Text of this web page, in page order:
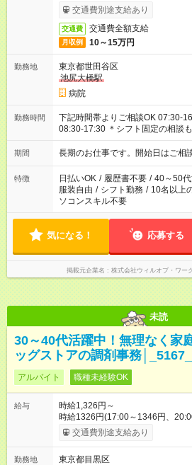
交通費別途支給あり
交通費 交通費全額支給
月収例 10～15万円
勤務地
東京都世田谷区
池尻大橋駅
病院
勤務時間
下記時間帯よりご相談OK
08:30-17:30 ＊シフト固定の相談も
期間 長期のお仕事です。開始日はご
特徴 日払いOK / 履歴書不要 / 40～50
服装自由 / シフト勤務 / 10名以上
ソコンスキル不要
気になる！ 応募する
掲載元企業名 株式会社ウィルオブ・ワ
未読
30～40代活躍中！無理なく家
ッグストアの調剤事務
アルバイト 職種未経験OK
給与
時給1,326円～
時給1326円(17:00～1346円、
以降、社内試験による更新判定あ
～100円の昇給あり （大学生は＋20円） 試用期間あり
期間あり 試用期間の長さ：3ヶ月
交通費別途支給あり
勤務地
東京都目黒区